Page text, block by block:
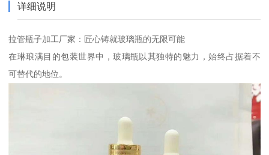
详细说明
拉管瓶子加工厂家：匠心铸就玻璃瓶的无限可能
在琳琅满目的包装世界中，玻璃瓶以其独特的魅力，始终占据着不
可替代的地位。